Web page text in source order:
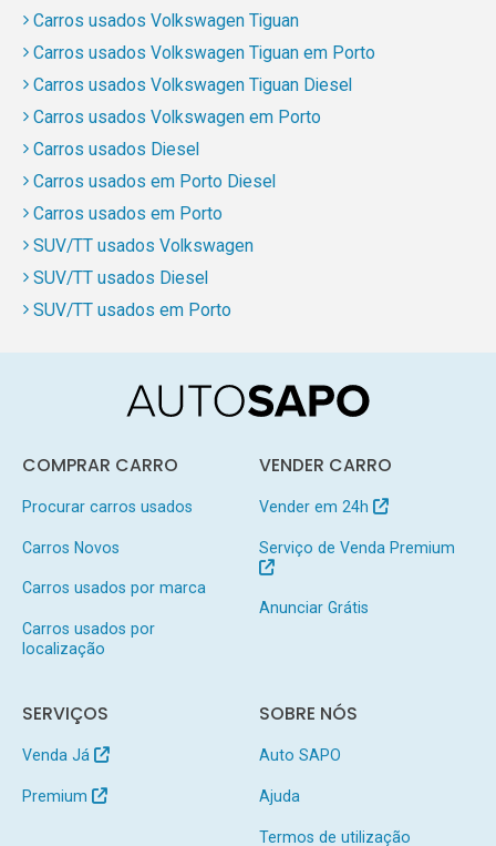
Carros usados Volkswagen Tiguan
Carros usados Volkswagen Tiguan em Porto
Carros usados Volkswagen Tiguan Diesel
Carros usados Volkswagen em Porto
Carros usados Diesel
Carros usados em Porto Diesel
Carros usados em Porto
SUV/TT usados Volkswagen
SUV/TT usados Diesel
SUV/TT usados em Porto
COMPRAR CARRO
Procurar carros usados
Carros Novos
Carros usados por marca
Carros usados por
localização
VENDER CARRO
Vender em 24h
Serviço de Venda Premium
Anunciar Grátis
SERVIÇOS
Venda Já
Premium
SOBRE NÓS
Auto SAPO
Ajuda
Termos de utilização